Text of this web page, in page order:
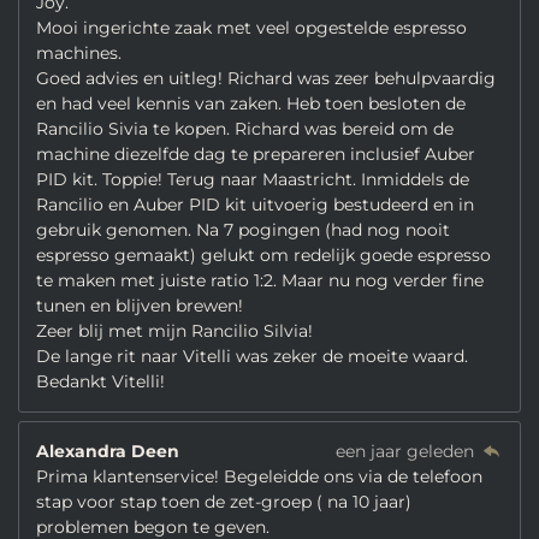
Mooi ingerichte zaak met veel opgestelde espresso
machines.
Goed advies en uitleg! Richard was zeer behulpvaardig
en had veel kennis van zaken. Heb toen besloten de
Rancilio Sivia te kopen. Richard was bereid om de
machine diezelfde dag te prepareren inclusief Auber
PID kit. Toppie! Terug naar Maastricht. Inmiddels de
Rancilio en Auber PID kit uitvoerig bestudeerd en in
gebruik genomen. Na 7 pogingen (had nog nooit
espresso gemaakt) gelukt om redelijk goede espresso
te maken met juiste ratio 1:2. Maar nu nog verder fine
tunen en blijven brewen!
Zeer blij met mijn Rancilio Silvia!
De lange rit naar Vitelli was zeker de moeite waard.
Bedankt Vitelli!
Alexandra Deen
een jaar geleden
Prima klantenservice! Begeleidde ons via de telefoon
stap voor stap toen de zet-groep ( na 10 jaar)
problemen begon te geven.